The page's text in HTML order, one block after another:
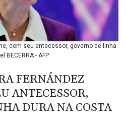
BZD 2.321631
CAD 1.616319
CDF
2603.991686
CHF 0.936072
1055.284416
CNY 7.776313
CNH 7.773295
com seu antecessor, governo de linha
BECERRA - AFP
FERNÁNDEZ
ANTECESSOR,
DURA NA COSTA